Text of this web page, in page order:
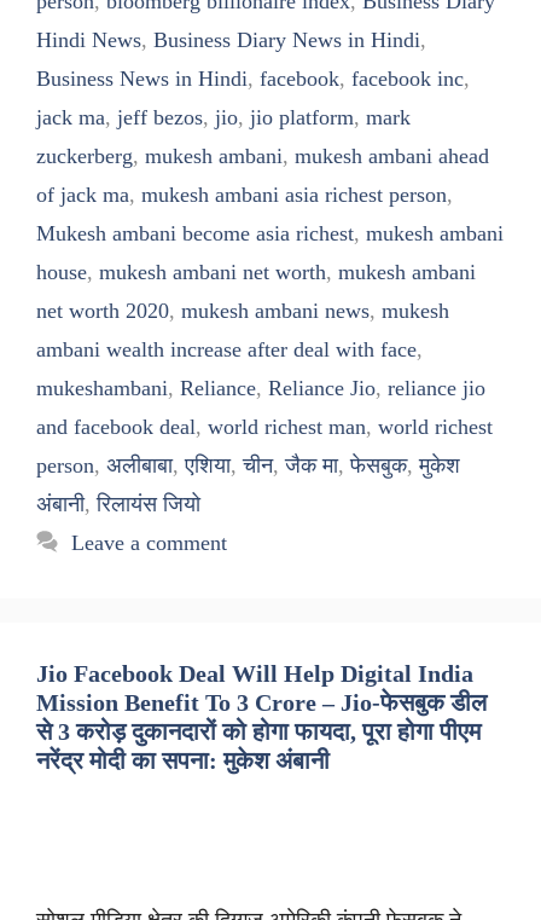
Hindi News, Business Diary News in Hindi,
Business News in Hindi, facebook, facebook inc,
jack ma, jeff bezos, jio, jio platform, mark
zuckerberg, mukesh ambani, mukesh ambani ahead
of jack ma, mukesh ambani asia richest person,
Mukesh ambani become asia richest, mukesh ambani
house, mukesh ambani net worth, mukesh ambani
net worth 2020, mukesh ambani news, mukesh
ambani wealth increase after deal with face,
mukeshambani, Reliance, Reliance Jio, reliance jio
and facebook deal, world richest man, world richest
person, अलीबाबा,एशिया,चीन,जैक मा,फेसबुक,मुकेश
अंबानी,रिलायंस जियो
Leave a comment
Jio Facebook Deal Will Help Digital India
Mission Benefit To 3 Crore – Jio-फेसबुक डील
से 3 करोड़ दुकानदारों को होगा फायदा, पूरा होगा पीएम
नरेंद्र मोदी का सपना: मुकेश अंबानी